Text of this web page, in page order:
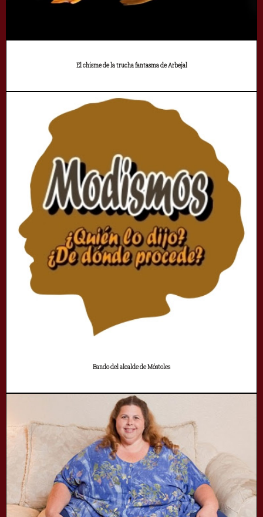
El chisme de la trucha fantasma de Arbejal
Bando del alcalde de Móstoles